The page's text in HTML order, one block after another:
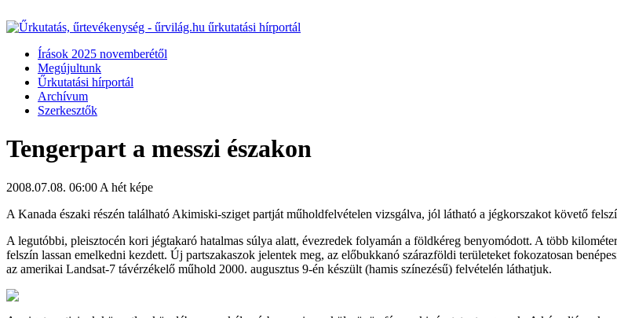
Írások 2025 novemberétől
Megújultunk
Űrkutatási hírportál
Archívum
Szerkesztők
Tengerpart a messzi északon
2008.07.08. 06:00 A hét képe
A Kanada északi részén található Akimiski-sziget partját műholdfelvételen vizsgálva, jól látható a jégkorszakot követő
A legutóbbi, pleisztocén kori jégtakaró hatalmas súlya alatt, évezredek folyamán a földkéreg benyomódott. A több
felszín lassan emelkedni kezdett. Új partszakaszok jelentek meg, az előbukkanó szárazföldi területeket fokozatosan
az amerikai Landsat-7 távérzékelő műhold 2000. augusztus 9-én készült (hamis színezésű) felvételén láthatjuk.